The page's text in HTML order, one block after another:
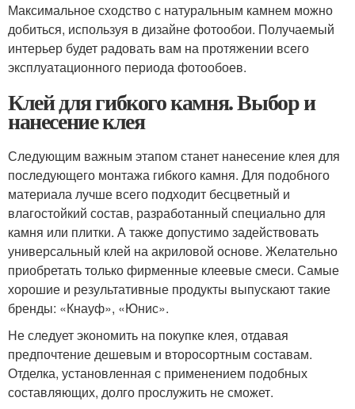
Максимальное сходство с натуральным камнем можно
добиться, используя в дизайне фотообои. Получаемый
интерьер будет радовать вам на протяжении всего
эксплуатационного периода фотообоев.
Клей для гибкого камня. Выбор и
нанесение клея
Следующим важным этапом станет нанесение клея для
последующего монтажа гибкого камня. Для подобного
материала лучше всего подходит бесцветный и
влагостойкий состав, разработанный специально для
камня или плитки. А также допустимо задействовать
универсальный клей на акриловой основе. Желательно
приобретать только фирменные клеевые смеси. Самые
хорошие и результативные продукты выпускают такие
бренды: «Кнауф», «Юнис».
Не следует экономить на покупке клея, отдавая
предпочтение дешевым и второсортным составам.
Отделка, установленная с применением подобных
составляющих, долго прослужить не сможет.